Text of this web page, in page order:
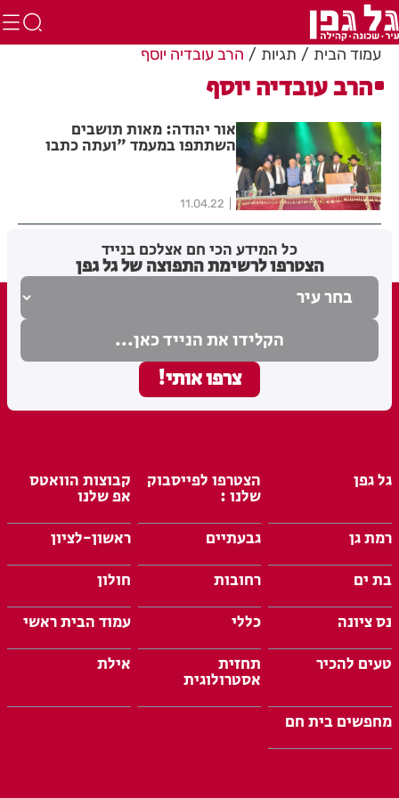
עמוד הבית תגיות הרב עובדיה יוסף
הרב עובדיה יוסף
אור יהודה: מאות תושבים
השתתפו במעמד "ועתה כתבו
11.04.22
כל המידע הכי חם אצלכם בנייד
הצטרפו לרשימת התפוצה של גל גפן
גל גפן הצטרפו לפייסבוק
שלנו :
קבוצות הוואטס
אפ שלנו
רמת גן
גבעתיים
ראשון-לציון
בת ים
רחובות
חולון
נס ציונה
כללי
עמוד הבית ראשי
טעים להכיר
תחזית
אסטרולוגית
אילת
מחפשים בית חם